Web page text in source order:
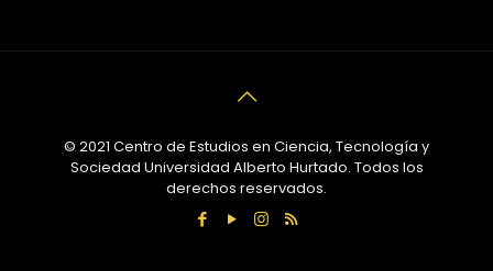
© 2021 Centro de Estudios en Ciencia, Tecnología y
Sociedad Universidad Alberto Hurtado. Todos los
derechos reservados.